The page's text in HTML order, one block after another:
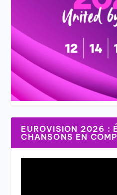
EUROVISION 2026 :
CHANSONS EN